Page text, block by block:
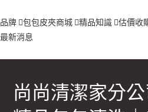
品牌 包包皮夾商城 精品知識 估價收
最新消息
尚尚清潔家分